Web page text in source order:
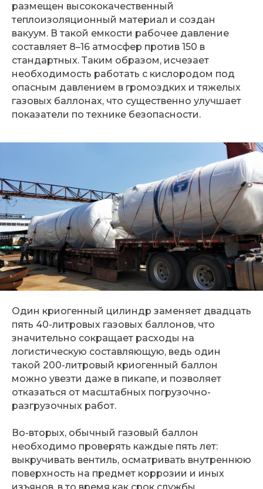
размещен высококачественный
теплоизоляционный материал и создан
вакуум. В такой емкости рабочее давление
составляет 8–16 атмосфер против 150 в
стандартных. Таким образом, исчезает
необходимость работать с кислородом под
опасным давлением в громоздких и тяжелых
газовых баллонах, что существенно улучшает
показатели по технике безопасности.
Один криогенный цилиндр заменяет двадцать
пять 40-литровых газовых баллонов, что
значительно сокращает расходы на
логистическую составляющую, ведь один
такой 200-литровый криогенный баллон
можно увезти даже в пикапе, и позволяет
отказаться от масштабных погрузочно-
разгрузочных работ.
Во-вторых, обычный газовый баллон
необходимо проверять каждые пять лет:
выкручивать вентиль, осматривать внутреннюю
поверхность на предмет коррозии и иных